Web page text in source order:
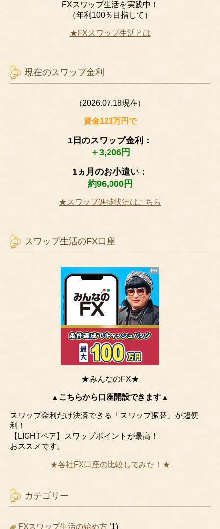
FXスワップ生活を実践中！
（年利100％目指して）
★FXスワップ生活とは
現在のスワップ金利
（2026.07.18現在）
資金123万円で
1日のスワップ金利：
＋3,206円
1ヵ月のお小遣い：
約96,000円
★スワップ進捗状況はこちら
スワップ生活のFX口座
★みんなのFX★
▲こちらから口座開設できます▲
スワップ金利だけ決済できる「スワップ振替」が超便
利！
【LIGHTペア】スワップポイントが最高！
おススメです。
★各社FX口座の比較してみた！★
カテゴリー
FXスワップ生活の始め方 (1)